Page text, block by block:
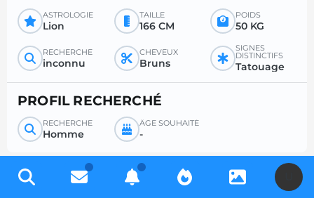
ASTROLOGIE
Lion
TAILLE
166 CM
POIDS
50 KG
RECHERCHE
inconnu
CHEVEUX
Bruns
SIGNES
DISTINCTIFS
Tatouage
PROFIL RECHERCHÉ
RECHERCHE
Homme
ÂGE SOUHAITÉ
-
Inscrivez-vous gratuitement pour accéder à des